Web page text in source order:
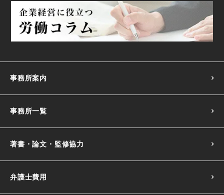
事務所案内
事務所一覧
著書・論文・監修協力
弁護士費用